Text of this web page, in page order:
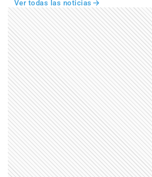
Ver todas las noticias